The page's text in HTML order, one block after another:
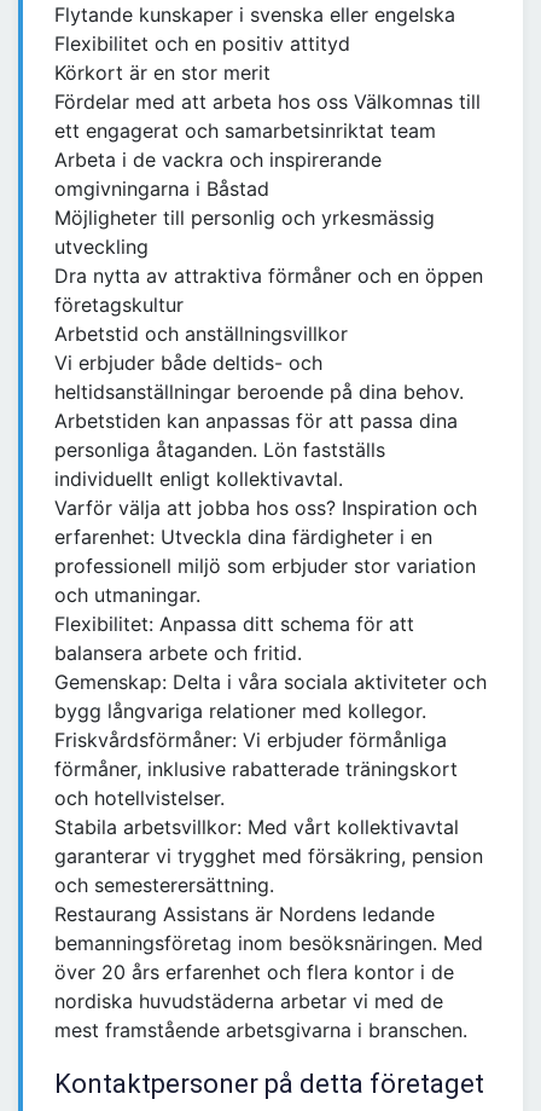
Flytande kunskaper i svenska eller engelska
Flexibilitet och en positiv attityd
Körkort är en stor merit
Fördelar med att arbeta hos oss Välkomnas till
ett engagerat och samarbetsinriktat team
Arbeta i de vackra och inspirerande
omgivningarna i Båstad
Möjligheter till personlig och yrkesmässig
utveckling
Dra nytta av attraktiva förmåner och en öppen
företagskultur
Arbetstid och anställningsvillkor
Vi erbjuder både deltids- och
heltidsanställningar beroende på dina behov.
Arbetstiden kan anpassas för att passa dina
personliga åtaganden. Lön fastställs
individuellt enligt kollektivavtal.
Varför välja att jobba hos oss? Inspiration och
erfarenhet: Utveckla dina färdigheter i en
professionell miljö som erbjuder stor variation
och utmaningar.
Flexibilitet: Anpassa ditt schema för att
balansera arbete och fritid.
Gemenskap: Delta i våra sociala aktiviteter och
bygg långvariga relationer med kollegor.
Friskvårdsförmåner: Vi erbjuder förmånliga
förmåner, inklusive rabatterade träningskort
och hotellvistelser.
Stabila arbetsvillkor: Med vårt kollektivavtal
garanterar vi trygghet med försäkring, pension
och semesterersättning.
Restaurang Assistans är Nordens ledande
bemanningsföretag inom besöksnäringen. Med
över 20 års erfarenhet och flera kontor i de
nordiska huvudstäderna arbetar vi med de
mest framstående arbetsgivarna i branschen.
Kontaktpersoner på detta företaget